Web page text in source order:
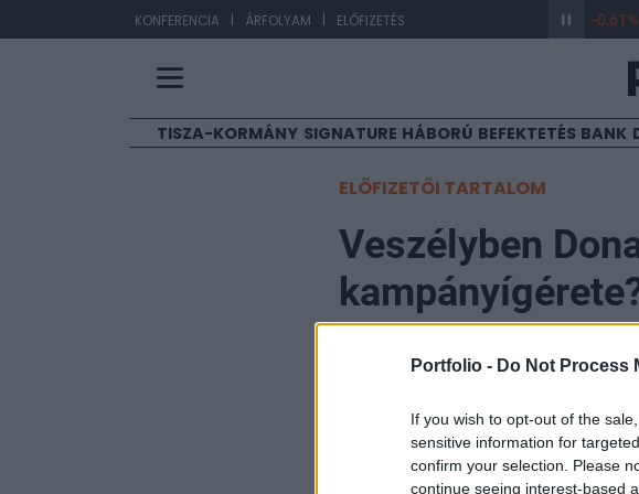
Portfolio - Do Not Process
If you wish to opt-out of the
sensitive information for
confirm your selection. Please
continue seeing interest-based
KONFERENCIA | ÁRFOLYAM | ELŐFIZETÉS 363,17 -0,61%
TISZA-KORMÁNY SIGNATURE HÁBORÚ BEFEKTETÉS BANK
ELŐFIZETŐI TARTALOM
Veszélyben
fel a nagyobb
2025. február 13. 16:54
Komoly akadályokba ütközött